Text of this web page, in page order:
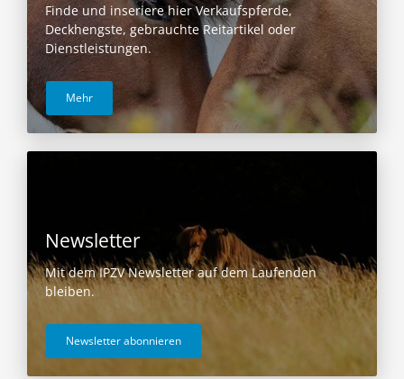
Finde und inseriere hier Verkaufspferde,
Deckhengste, gebrauchte Reitartikel oder
Dienstleistungen.
Mehr
Newsletter
Mit dem IPZV Newsletter auf dem Laufenden
bleiben.
Newsletter abonnieren